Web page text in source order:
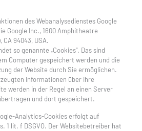
des Webanalysedienstes Google
Google Inc., 1600 Amphitheatre
CA 94043, USA.
so genannte „Cookies“. Das sind
Computer gespeichert werden und die
der Website durch Sie ermöglichen.
Informationen über Ihre
werden in der Regel an einen Server
und dort gespeichert.
Analytics-Cookies erfolgt auf
1 lit. f DSGVO. Der Websitebetreiber hat